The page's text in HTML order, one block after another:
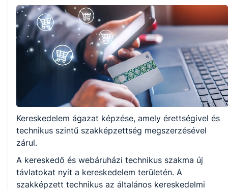
504161303
Képzés időtartama
Választható szakmairányok:
Nem válaszható
KKK letöltése (pdf)
PTT letöltése (pdf)
Kereskedelem ágazat képzése, amely érettségivel és
technikus szintű szakképzettség megszerzésével
zárul.
A kereskedő és webáruházi technikus szakma új
távlatokat nyit a kereskedelem területén. A
szakképzett technikus az általános kereskedelmi